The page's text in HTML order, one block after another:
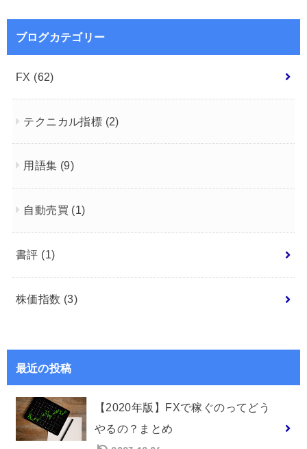
ブログカテゴリー
FX (62)
テクニカル指標 (2)
用語集 (9)
自動売買 (1)
書評 (1)
株価指数 (3)
最近の投稿
【2020年版】FXで稼ぐのってどう
やるの？まとめ